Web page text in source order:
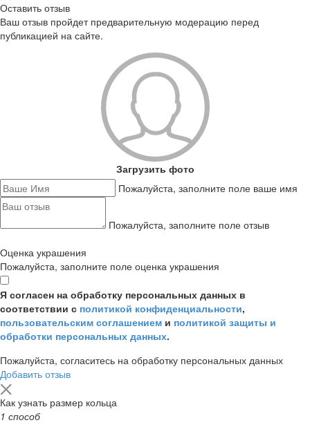
Оставить отзыв
Ваш отзыв пройдет предварительную модерацию перед
публикацией на сайте.
Загрузить фото
Пожалуйста, заполните поле ваше имя
Пожалуйста, заполните поле отзыв
Оценка украшения
Пожалуйста, заполните поле оценка украшения
Я согласен на обработку персональных данных в
соответствии с политикой конфиденциальности,
пользовательским соглашением и политикой защиты и
обработки персональных данных.
Пожалуйста, согласитесь на обработку персональных данных
Добавить отзыв
Как узнать размер кольца
1 способ